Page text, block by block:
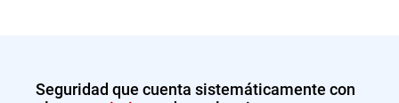
Seguridad que cuenta sistemáticamente con